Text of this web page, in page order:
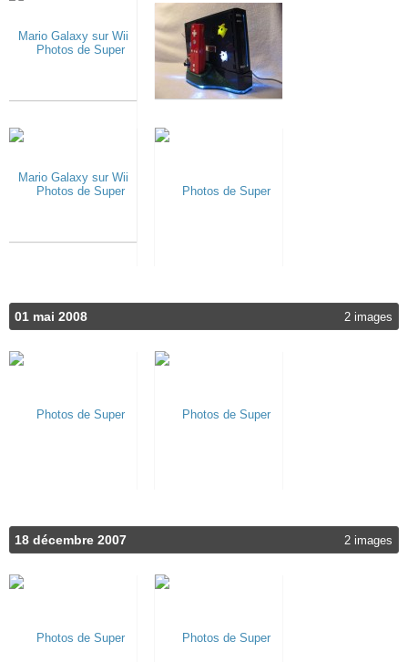
01 mai 2008 2 images
18 décembre 2007 2 images